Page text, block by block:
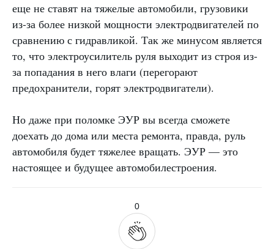
еще не ставят на тяжелые автомобили, грузовики
из-за более низкой мощности электродвигателей по
сравнению с гидравликой. Так же минусом является
то, что электроусилитель руля выходит из строя из-
за попадания в него влаги (перегорают
предохранители, горят электродвигатели).
Но даже при поломке ЭУР вы всегда сможете
доехать до дома или места ремонта, правда, руль
автомобиля будет тяжелее вращать. ЭУР — это
настоящее и будущее автомобилестроения.
0